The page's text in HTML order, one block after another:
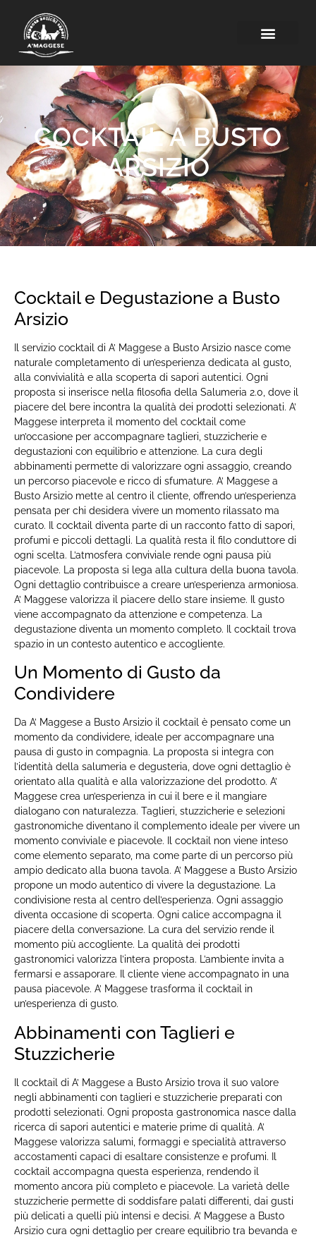
COCKTAIL A BUSTO
ARSIZIO
Cocktail e Degustazione a Busto
Arsizio
Il servizio cocktail di A’ Maggese a Busto Arsizio nasce come
naturale completamento di un’esperienza dedicata al gusto,
alla convivialità e alla scoperta di sapori autentici. Ogni
proposta si inserisce nella filosofia della Salumeria 2.0, dove il
piacere del bere incontra la qualità dei prodotti selezionati. A’
Maggese interpreta il momento del cocktail come
un’occasione per accompagnare taglieri, stuzzicherie e
degustazioni con equilibrio e attenzione. La cura degli
abbinamenti permette di valorizzare ogni assaggio, creando
un percorso piacevole e ricco di sfumature. A’ Maggese a
Busto Arsizio mette al centro il cliente, offrendo un’esperienza
pensata per chi desidera vivere un momento rilassato ma
curato. Il cocktail diventa parte di un racconto fatto di sapori,
profumi e piccoli dettagli. La qualità resta il filo conduttore di
ogni scelta. L’atmosfera conviviale rende ogni pausa più
piacevole. La proposta si lega alla cultura della buona tavola.
Ogni dettaglio contribuisce a creare un’esperienza armoniosa.
A’ Maggese valorizza il piacere dello stare insieme. Il gusto
viene accompagnato da attenzione e competenza. La
degustazione diventa un momento completo. Il cocktail trova
spazio in un contesto autentico e accogliente.
Un Momento di Gusto da
Condividere
Da A’ Maggese a Busto Arsizio il cocktail è pensato come un
momento da condividere, ideale per accompagnare una
pausa di gusto in compagnia. La proposta si integra con
l’identità della salumeria e degusteria, dove ogni dettaglio è
orientato alla qualità e alla valorizzazione del prodotto. A’
Maggese crea un’esperienza in cui il bere e il mangiare
dialogano con naturalezza. Taglieri, stuzzicherie e selezioni
gastronomiche diventano il complemento ideale per vivere un
momento conviviale e piacevole. Il cocktail non viene inteso
come elemento separato, ma come parte di un percorso più
ampio dedicato alla buona tavola. A’ Maggese a Busto Arsizio
propone un modo autentico di vivere la degustazione. La
condivisione resta al centro dell’esperienza. Ogni assaggio
diventa occasione di scoperta. Ogni calice accompagna il
piacere della conversazione. La cura del servizio rende il
momento più accogliente. La qualità dei prodotti
gastronomici valorizza l’intera proposta. L’ambiente invita a
fermarsi e assaporare. Il cliente viene accompagnato in una
pausa piacevole. A’ Maggese trasforma il cocktail in
un’esperienza di gusto.
Abbinamenti con Taglieri e
Stuzzicherie
Il cocktail di A’ Maggese a Busto Arsizio trova il suo valore
negli abbinamenti con taglieri e stuzzicherie preparati con
prodotti selezionati. Ogni proposta gastronomica nasce dalla
ricerca di sapori autentici e materie prime di qualità. A’
Maggese valorizza salumi, formaggi e specialità attraverso
accostamenti capaci di esaltare consistenze e profumi. Il
cocktail accompagna questa esperienza, rendendo il
momento ancora più completo e piacevole. La varietà delle
stuzzicherie permette di soddisfare palati differenti, dai gusti
più delicati a quelli più intensi e decisi. A’ Maggese a Busto
Arsizio cura ogni dettaglio per creare equilibrio tra bevanda e